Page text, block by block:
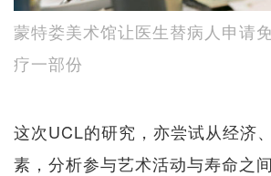
蒙特娄美术馆让医生替病人申请
疗一部份
这次UCL的研究，亦尝试从经济
素，分析参与艺术活动与寿命之